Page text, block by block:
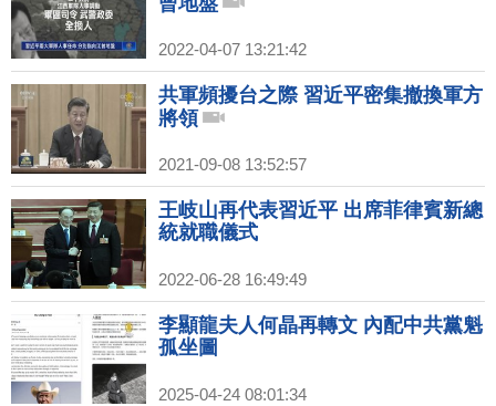
2022-04-07 13:21:42
共軍頻擾台之際 習近平密集撤換軍方
將領
2021-09-08 13:52:57
王岐山再代表習近平 出席菲律賓新總
統就職儀式
2022-06-28 16:49:49
李顯龍夫人何晶再轉文 內配中共黨魁
孤坐圖
2025-04-24 08:01:34